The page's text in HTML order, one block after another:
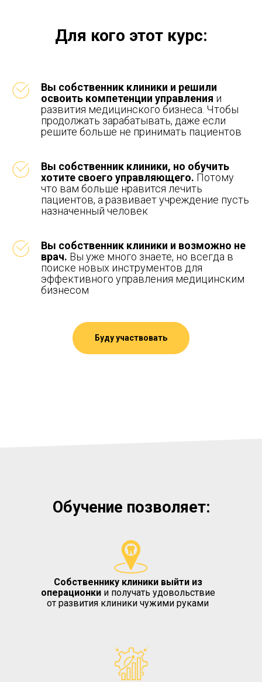
Для кого этот курс:
Вы собственник клиники и решили
освоить компетенции управления и
развития медицинского бизнеса. Чтобы
продолжать зарабатывать, даже если
решите больше не принимать пациентов
Вы собственник клиники, но обучить
хотите своего управляющего. Потому
что вам больше нравится лечить
пациентов, а развивает учреждение пусть
назначенный человек
Вы собственник клиники и возможно не
врач. Вы уже много знаете, но всегда в
поиске новых инструментов для
эффективного управления медицинским
бизнесом
Буду участвовать
Обучение позволяет:
Собственнику клиники выйти из
операционки и получать удовольствие
от развития клиники чужими руками